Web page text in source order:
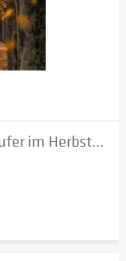
im Herbst...